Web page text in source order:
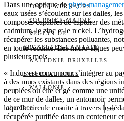
FONDS WERNAERS
FOURNIER-MAJOIE
RÉGION DE
BRUXELLES-CAPITALE
WALLONIE-BRUXELLES
INTERNATIONAL
WALLONIE
Dans une optique dephyto-
eaux usées s’écoulent sur les dalles,
composés capables de capturer des
cadmium, le zinc et le nickel.
récupérer les substances polluantes,
en toute sécurité. Les micro-algues
plusieurs mois.
« Indus est conçu pour s’intégrer au
à des murs existants dans des régions
peuplées ou être érigé comme une
de ce mur de dalles, un entonnoir
laquelle circule ensuite à travers le
récupérée purifiée dans un conteneur